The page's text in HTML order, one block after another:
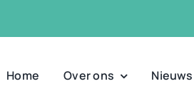
Home Over ons Nieuws